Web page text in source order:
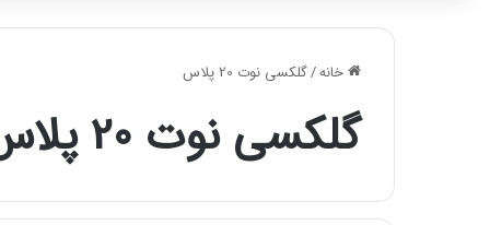
خانه/گلکسی نوت 20 پلاس
گلکسی نوت 20 پلاس